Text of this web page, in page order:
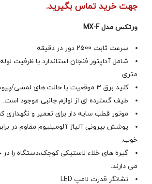
جهت خرید تماس بگیرید.
ورتکس مدل MX-F
سرعت ثابت 2500 دور در دقیقه
متری.
کلید برق 3 موقعیت با حالت های لمسی/پیوسته کار.
طیف گسترده ای از لوازم جانبی موجود است.
موتور قطب سایه دار برای تعمیر و نگهداری
پوشش بیرونی آلیاژ آلومینیوم مقاوم در
خوب.
گیره های خلاء لاستیکی کوچک،دستگاه را در
می دارند.
نشانگر قدرت لامپ LED